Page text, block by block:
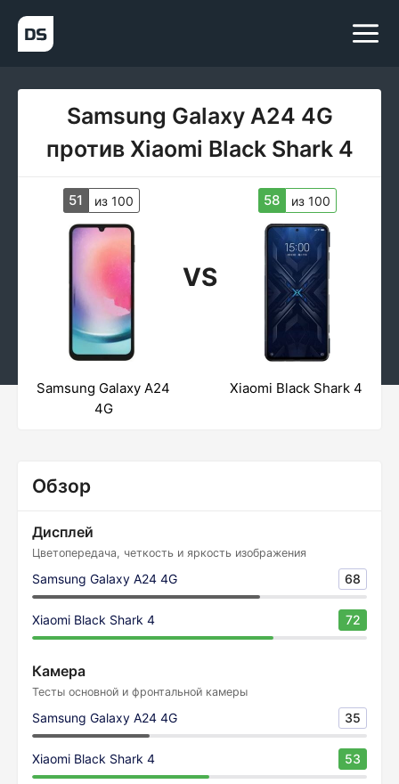
Samsung Galaxy A24 4G
против Xiaomi Black Shark 4
51 из 100
VS
58 из 100
Samsung Galaxy A24
4G
Xiaomi Black Shark 4
Обзор
Дисплей
Цветопередача, четкость и яркость изображения
Samsung Galaxy A24 4G 68
Xiaomi Black Shark 4 72
Камера
Тесты основной и фронтальной камеры
Samsung Galaxy A24 4G 35
Xiaomi Black Shark 4 53